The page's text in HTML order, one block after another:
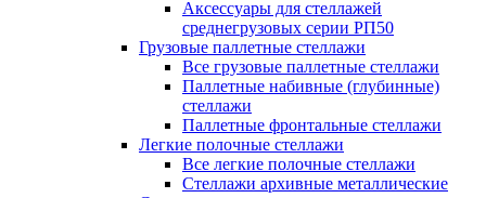
Аксессуары для стеллажей
среднегрузовых серии РП50
Грузовые паллетные стеллажи
Все грузовые паллетные стеллажи
Паллетные набивные (глубинные)
стеллажи
Паллетные фронтальные стеллажи
Легкие полочные стеллажи
Все легкие полочные стеллажи
Стеллажи архивные металлические